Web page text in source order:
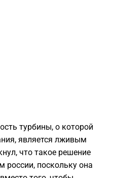
турбины, о которой
является лживым
что такое решение
россии, поскольку она